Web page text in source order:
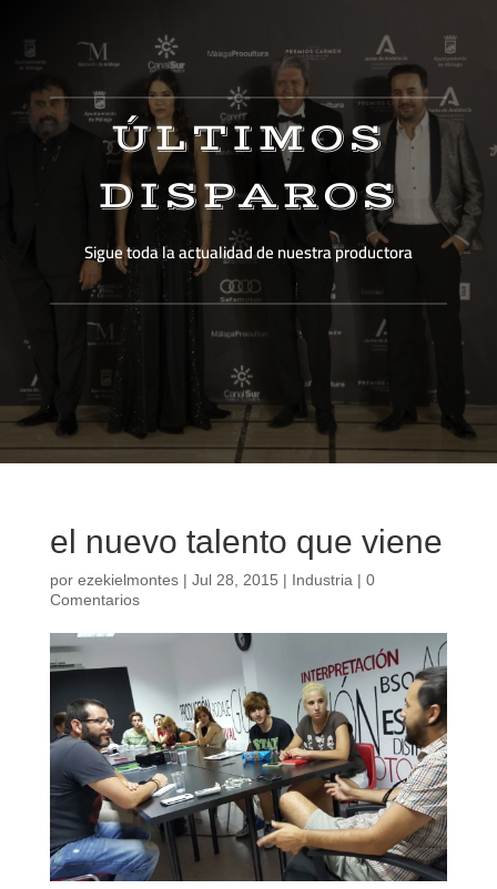
ÚLTIMOS
DISPAROS
Sigue toda la actualidad de nuestra productora
el nuevo talento que viene
por ezekielmontes| Jul 28, 2015 | Industria | 0
Comentarios